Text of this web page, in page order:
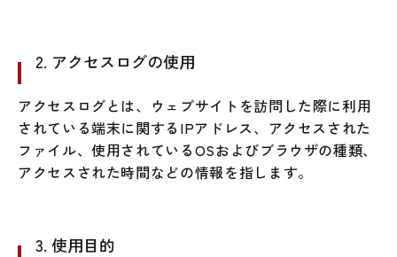
2. アクセスログの使用
アクセスログとは、ウェブサイトを訪問した際に利用
されている端末に関するIPアドレス、アクセスされた
ファイル、使用されているOSおよびブラウザの種類、
アクセスされた時間などの情報を指します。
3. 使用目的